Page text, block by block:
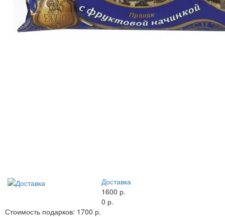
Доставка
1600 р.
0 р.
Стоимость подарков: 1700 р.